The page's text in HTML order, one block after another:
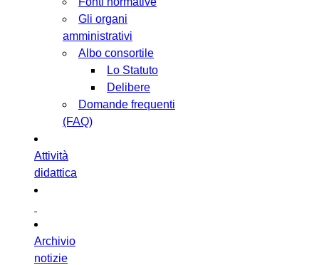
Gli organi
amministrativi
Albo consortile
Lo Statuto
Delibere
Domande frequenti
(FAQ)
Attività
didattica
Archivio
notizie